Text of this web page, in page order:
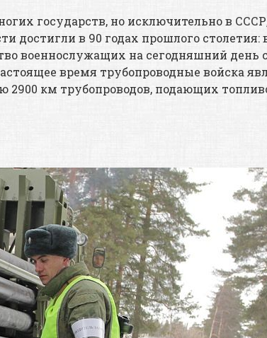
государств, но исключительно в
в 90 годах прошлого столетия:
военнослужащих на сегодняшний день
время трубопроводные войска
2900 км трубопроводов, подающих